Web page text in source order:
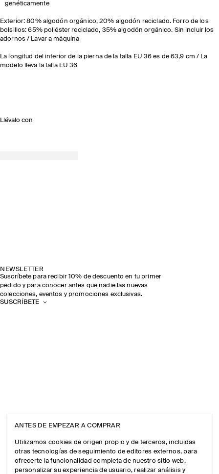
genéticamente
Exterior: 80% algodón orgánico, 20% algodón reciclado. Forro de los
bolsillos: 65% poliéster reciclado, 35% algodón orgánico. Sin incluir los
adornos / Lavar a máquina
La longitud del interior de la pierna de la talla EU 36 es de 63,9 cm / La
modelo lleva la talla EU 36
Llévalo con
NEWSLETTER
Suscríbete para recibir 10% de descuento en tu primer
pedido y para conocer antes que nadie las nuevas
colecciones, eventos y promociones exclusivas.
SUSCRÍBETE
ANTES DE EMPEZAR A COMPRAR
Utilizamos cookies de origen propio y de terceros, incluidas
otras tecnologías de seguimiento de editores externos, para
ofrecerte la funcionalidad completa de nuestro sitio web,
personalizar su experiencia de usuario, realizar análisis y